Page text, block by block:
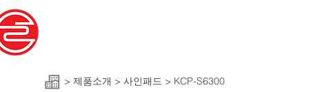
> 제품소개 > 사인패드 > KCP-S6300